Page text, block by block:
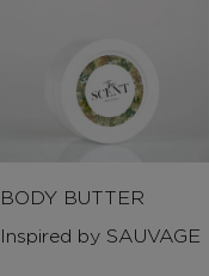
BODY BUTTER
Inspired by SAUVAGE